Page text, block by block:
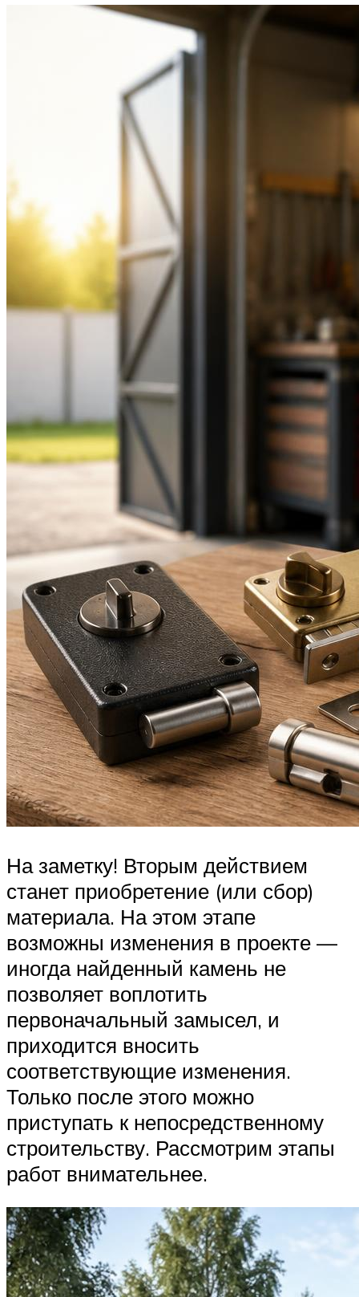
На заметку! Вторым действием
станет приобретение (или сбор)
материала. На этом этапе
возможны изменения в проекте —
иногда найденный камень не
позволяет воплотить
первоначальный замысел, и
приходится вносить
соответствующие изменения.
Только после этого можно
приступать к непосредственному
строительству. Рассмотрим этапы
работ внимательнее.